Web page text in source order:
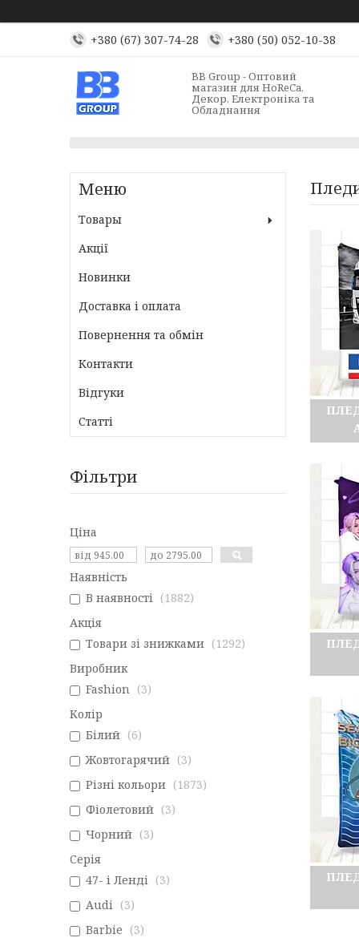
+380 (67) 307-74-28 +380 (50) 052-10-38
BB Group - Оптовий
магазин для HoReCa,
Декор, Електроніка та
Обладнання
Товары
Акції
Новинки
Доставка і оплата
Повернення та обмін
Контакти
Відгуки
Статті
Фільтри
Ціна
Наявність
В наявності
1882
Акція
Товари зі знижками
1292
Виробник
Fashion
3
Колір
Білий
6
Жовтогарячий
3
Різні кольори
1873
Фіолетовий
3
Чорний
3
Серія
47- і Ленді
3
Audi
3
Barbie
3